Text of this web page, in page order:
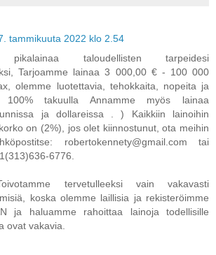
tammikuuta 2022 klo 2.54
pikalainaa taloudellisten tarpeidesi
Tarjoamme lainaa 3 000,00 € - 100 000
olemme luotettavia, tehokkaita, nopeita ja
100% takuulla Annamme myös lainaa
ja dollareissa . ) Kaikkiin lainoihin
on (2%), jos olet kiinnostunut, ota meihin
robertokennety@gmail.com tai
6776.
tervetulleeksi vain vakavasti
koska olemme laillisia ja rekisteröimme
ja haluamme rahoittaa lainoja todellisille
ovat vakavia.